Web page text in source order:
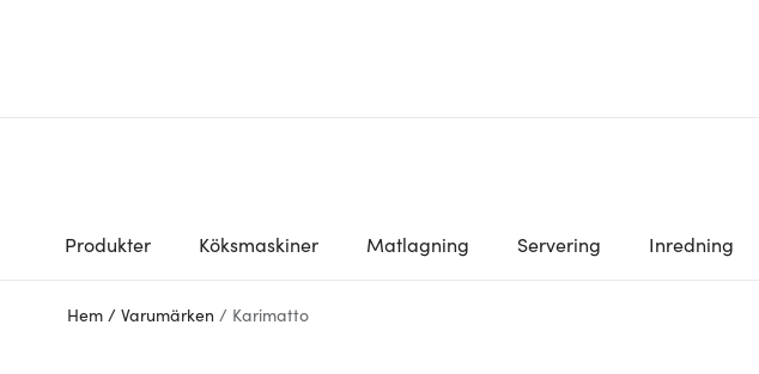
Produkter Köksmaskiner Matlagning Servering Inredning
Hem / Varumärken / Karimatto